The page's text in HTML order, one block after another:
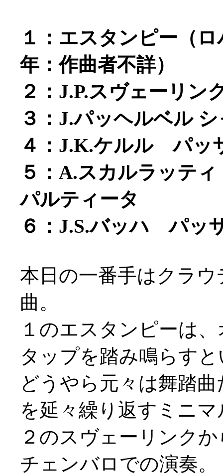
１：エスタンピー（
年：作曲者不詳）
２：J.P.スヴェーリ
３：J.パッヘルベル
４：J.K.ケルル パッ
５：A.スカルラッテ
パルティータ
６：J.S.バッハ パッ
本日の一番手はクラ
曲。
１のエスタンピーは
タップを踏み鳴らす
どうやら元々は舞踏
を延々繰り返すミニ
２のスヴェーリンク
チェンバロでの演奏。